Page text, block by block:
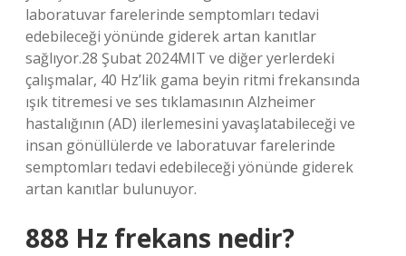
laboratuvar farelerinde semptomları tedavi
edebileceği yönünde giderek artan kanıtlar
sağlıyor.28 Şubat 2024MIT ve diğer yerlerdeki
çalışmalar, 40 Hz’lik gama beyin ritmi frekansında
ışık titremesi ve ses tıklamasının Alzheimer
hastalığının (AD) ilerlemesini yavaşlatabileceği ve
insan gönüllülerde ve laboratuvar farelerinde
semptomları tedavi edebileceği yönünde giderek
artan kanıtlar bulunuyor.
888 Hz frekans nedir?